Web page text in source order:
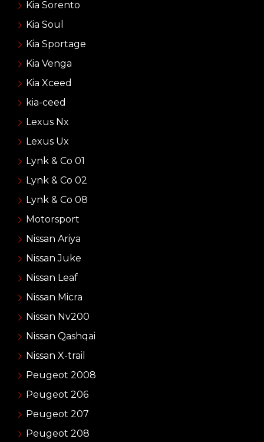
Kia Sorento
Kia Soul
Kia Sportage
Kia Venga
Kia Xceed
kia-ceed
Lexus Nx
Lexus Ux
Lynk & Co 01
Lynk & Co 02
Lynk & Co 08
Motorsport
Nissan Ariya
Nissan Juke
Nissan Leaf
Nissan Micra
Nissan Nv200
Nissan Qashqai
Nissan X-trail
Peugeot 2008
Peugeot 206
Peugeot 207
Peugeot 208